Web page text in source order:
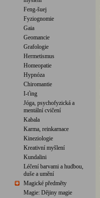
Feng-šuej
Fyziognomie
Gaia
Geomancie
Grafologie
Hermetismus
Homeopatie
Hypnóza
Chiromantie
I-ťing
Jóga, psychofyzická a
mentální cvičení
Kabala
Karma, reinkarnace
Kineziologie
Kreativní myšlení
Kundalini
Léčení barvami a hudbou,
duše a umění
Magické předměty
Magie: Dějiny magie